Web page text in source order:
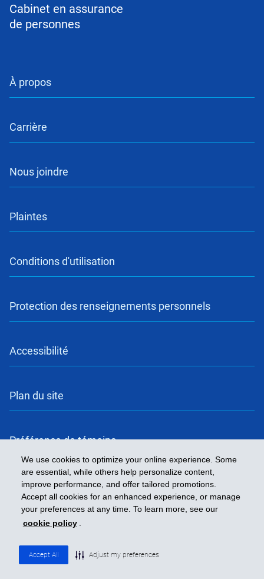
We use cookies to optimize your online experience. Some
are essential, while others help personalize content,
improve performance, and offer tailored promotions.
Accept all cookies for an enhanced experience, or manage
your preferences at any time. To learn more, see our
cookie policy .
Accept All Adjust my preferences
Cabinet en assurance
de personnes
À propos
Carrière
Nous joindre
Plaintes
Conditions d'utilisation
Protection des renseignements personnels
Accessibilité
Plan du site
Préférence de témoins